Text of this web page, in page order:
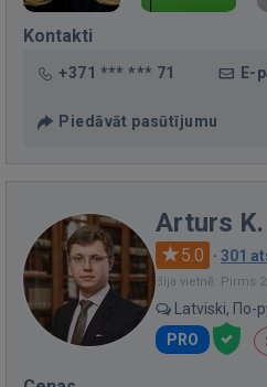
Kontakti
+371 *** *** 71 E-
Piedāvāt pasūtījumu
Arturs K.
5.0 · 301
Bija vietnē: Pirms
Latviski, По-
PRO